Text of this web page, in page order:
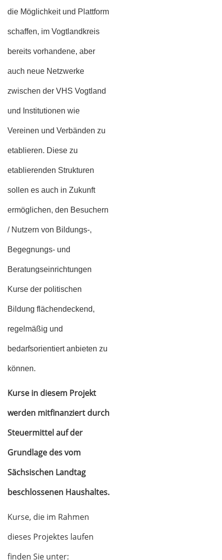
die Möglichkeit und Plattform
schaffen, im Vogtlandkreis
bereits vorhandene, aber
auch neue Netzwerke
zwischen der VHS Vogtland
und Institutionen wie
Vereinen und Verbänden zu
etablieren. Diese zu
etablierenden Strukturen
sollen es auch in Zukunft
ermöglichen, den Besuchern
/ Nutzern von Bildungs-,
Begegnungs- und
Beratungseinrichtungen
Kurse der politischen
Bildung flächendeckend,
regelmäßig und
bedarfsorientiert anbieten zu
können.
Kurse in diesem Projekt
werden mitfinanziert durch
Steuermittel auf der
Grundlage des vom
Sächsischen Landtag
beschlossenen Haushaltes.
Kurse, die im Rahmen
dieses Projektes laufen
finden Sie unter: